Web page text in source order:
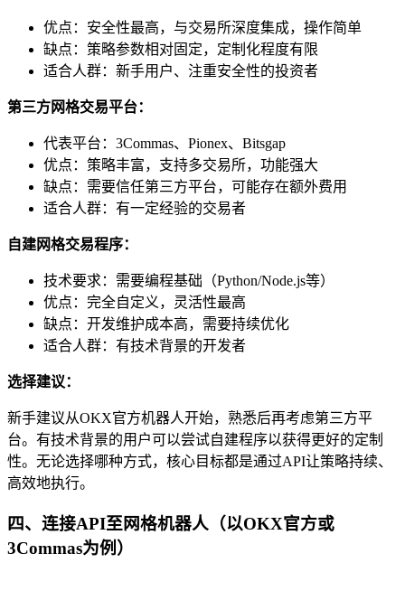
优点：安全性最高，与交易所深度集成，操作简单
缺点：策略参数相对固定，定制化程度有限
适合人群：新手用户、注重安全性的投资者
第三方网格交易平台：
代表平台：3Commas、Pionex、Bitsgap
优点：策略丰富，支持多交易所，功能强大
缺点：需要信任第三方平台，可能存在额外费用
适合人群：有一定经验的交易者
自建网格交易程序：
技术要求：需要编程基础（Python/Node.js等）
优点：完全自定义，灵活性最高
缺点：开发维护成本高，需要持续优化
适合人群：有技术背景的开发者
选择建议：
新手建议从OKX官方机器人开始，熟悉后再考虑第三方平
台。有技术背景的用户可以尝试自建程序以获得更好的定制
性。无论选择哪种方式，核心目标都是通过API让策略持续、
高效地执行。
四、连接API至网格机器人（以OKX官方或
3Commas为例）